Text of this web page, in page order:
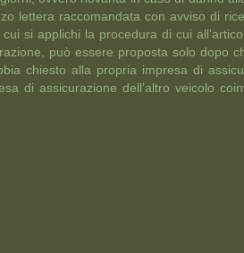
lettera raccomandata con avviso di
si applichi la procedura di cui
può essere proposta solo dopo
chiesto alla propria impresa di
di assicurazione dell’altro veicolo